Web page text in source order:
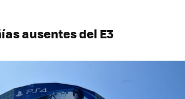
ausentes del E3